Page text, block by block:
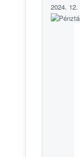
2024. 12.